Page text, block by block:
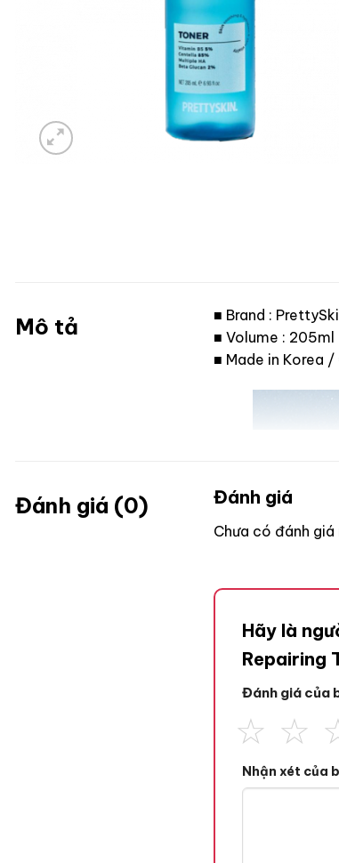
Mô tả
■ Brand :
■ Volume : 205ml
■ Made in Korea
Đánh giá (0) Đánh giá
Chưa có đánh giá
Hãy là
Repairing
Đánh giá của
Nhận xét của